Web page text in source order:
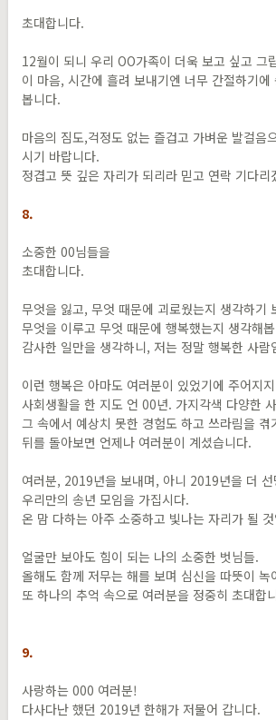
초대합니다.
12월이 되니 우리 OO가족이 더욱 보고 싶고 그
이 마음, 시간에 흘려 보내기엔 너무 간절하기에
봅니다.
마음의 짐도,걱정도 없는 즐겁고 가벼운 발걸음
시기 바랍니다.
정겹고 뜻 깊은 자리가 되리라 믿고 연락 기다리
8.
소중한 00님들을
초대합니다.
무엇을 잃고, 무엇 때문에 괴로웠는지 생각하기
무엇을 이루고 무엇 때문에 행복했는지 생각해
감사한 일만을 생각하니, 저는 정말 행복한 사람
이런 행복은 아마도 여러분이 있었기에 주어지
사회생활을 한 지도 언 00년. 가지각색 다양한
그 속에서 예상치 못한 경험도 하고 쓰라림을 겪
뒤를 돌아보면 언제나 여러분이 계셨습니다.
여러분, 2019년을 보내며, 아니 2019년을 더
우리만의 송년 모임을 가집시다.
온 맘 다하는 아주 소중하고 빛나는 자리가 될
얼굴만 보아도 힘이 되는 나의 소중한 벗님들.
올해도 함께 저무는 해를 보며 심신을 따뜻이 녹
또 하나의 추억 속으로 여러분을 정중히 초대합
9.
사랑하는 000 여러분!
다사다난 했던 2019년 한해가 저물어 갑니다.